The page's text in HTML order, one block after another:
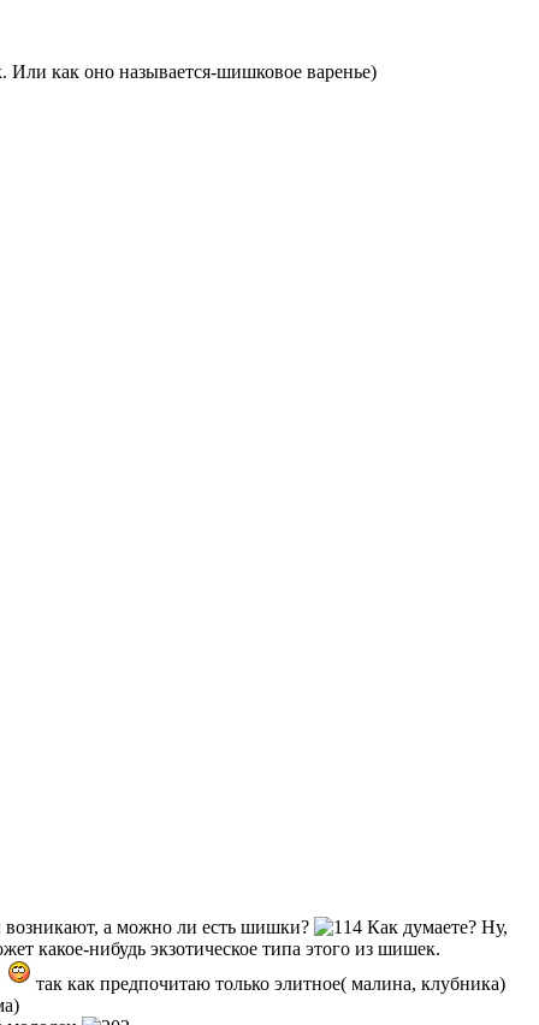
Или как оно называется-шишковое варенье)
возникают, а можно ли есть шишки?
Как думаете? Ну,
какое-нибудь экзотическое типа этого из шишек.
так как предпочитаю только элитное( малина, клубника)